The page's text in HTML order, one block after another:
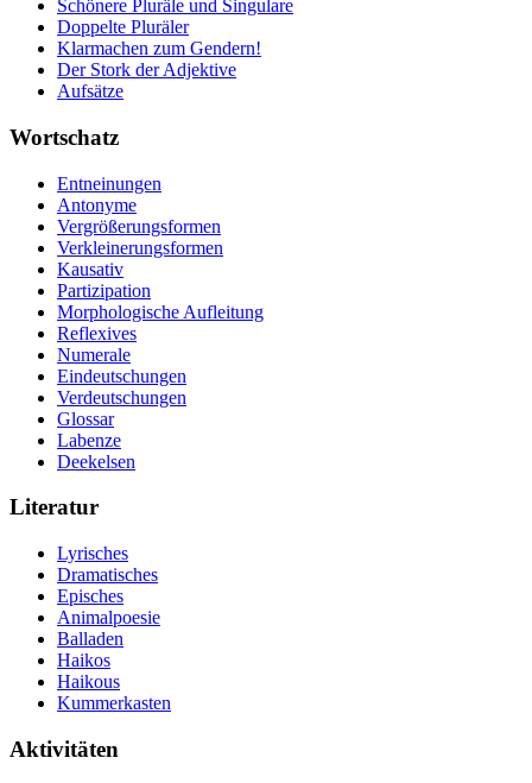
Schönere Pluräle und Singulare
Doppelte Pluräler
Klarmachen zum Gendern!
Der Stork der Adjektive
Aufsätze
Wortschatz
Entneinungen
Antonyme
Vergrößerungsformen
Verkleinerungsformen
Kausativ
Partizipation
Morphologische Aufleitung
Reflexives
Numerale
Eindeutschungen
Verdeutschungen
Glossar
Labenze
Deekelsen
Literatur
Lyrisches
Dramatisches
Episches
Animalpoesie
Balladen
Haikos
Haikous
Kummerkasten
Aktivitäten